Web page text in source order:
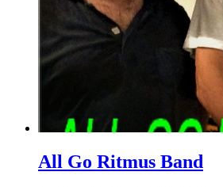
All Go Ritmus Band